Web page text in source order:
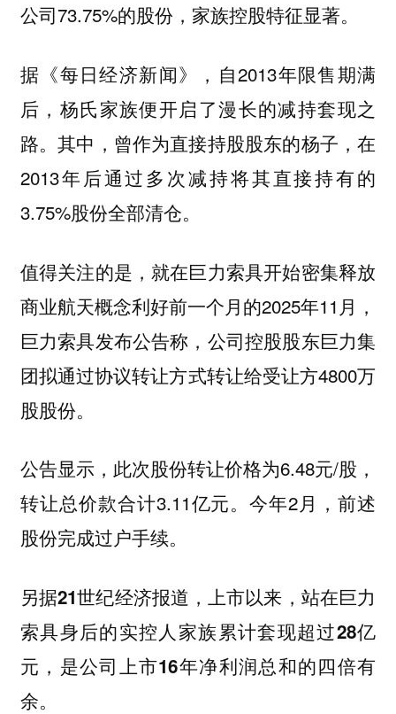
公司73.75%的股份，家族控股特征显著。
据《每日经济新闻》，自2013年限售期满
后，杨氏家族便开启了漫长的减持套现之
路。其中，曾作为直接持股股东的杨子，在
2013年后通过多次减持将其直接持有的
3.75%股份全部清仓。
值得关注的是，就在巨力索具开始密集释放
商业航天概念利好前一个月的2025年11月，
巨力索具发布公告称，公司控股股东巨力集
团拟通过协议转让方式转让给受让方4800万
股股份。
公告显示，此次股份转让价格为6.48元/股，
转让总价款合计3.11亿元。今年2月，前述
股份完成过户手续。
另据21世纪经济报道，上市以来，站在巨力
索具身后的实控人家族累计套现超过28亿
元，是公司上市16年净利润总和的四倍有
余。